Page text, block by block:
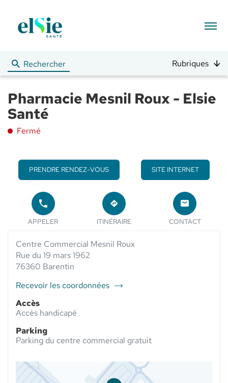
Menu
Rechercher Rubriques
Pharmacie Mesnil Roux - Elsie
Santé
Fermé
PRENDRE RENDEZ-VOUS
APPELER
LE POINT
DE VENTE
MESNIL
ROUX -
ELSIE
SANTÉ AU
APPELER ITINÉRAIRE
JUSQU'AU
POINT
DE
PHARMACIE
SANTÉ
CONTACT
LE
POINT
DE
SITE INTERNET
Centre Commercial Mesnil Roux
Rue du 19 mars 1962
76360 Barentin
Recevoir les coordonnées
du
point
de
Pharmacie
Mesnil
-
Elsie
Accès
Accès handicapé
Parking
Parking du centre commercial gratuit